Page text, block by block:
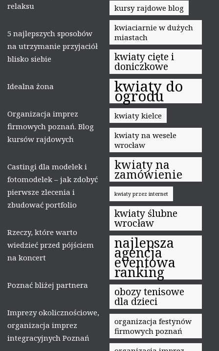
relaksu
5 najlepszych sposobów
na utrzymanie przyjaciół
blisko siebie
Idealna żona
Organizacja imprez
firmowych poznań. Blog
kursów rajdowych
Castingi dla modelek i
fotomodelek – jak zdobyć
pierwsze zlecenia i
zbudować portfolio
Rzeczy, które warto
wiedzieć przed pójściem
na koncert
Poznać bliżej partnera
Imprezy okolicznościowe,
organizacja imprez
integracyjnych Poznań
kursy rajdowe blog
kwiaciarnie w dużych
miastach
kwiaty cięte i
doniczkowe
kwiaty do
ogrodu
kwiaty kielce
kwiaty na wesele
wrocław
kwiaty na
zamówienie
kwiaty przez internet
kwiaty ślubne
wrocław
najlepsza
agencja
eventowa
ranking
obozy tenisowe
dla dzieci
organizacja festynów
firmowych poznań